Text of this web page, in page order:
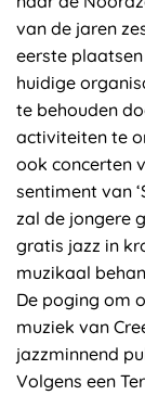
van de jaren
eerste
huidige
te behouden
activiteiten te
ook concerten
sentiment van
zal de jongere
gratis jazz in
muzikaal
De poging om
muziek van
jazzminnend
Volgens een